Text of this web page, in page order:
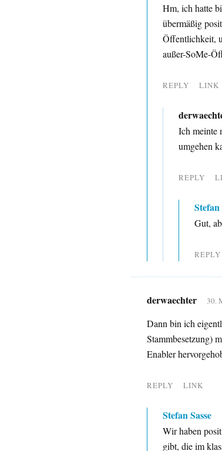
Hm, ich hatte
übermäßig
Öffentlichkeit,
außer-SoMe-
REPLY LINK
Ich meinte
umgehen
REPLY
Stefan
Gut,
REPLY
derwaechter 30.
Dann bin ich
Stammbesetzung)
Enabler
REPLY LINK
Stefan Sasse
Wir haben
gibt, die im